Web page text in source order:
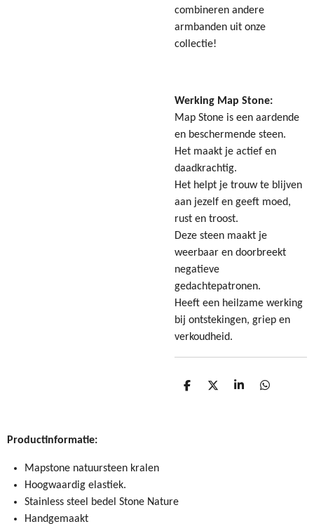
combineren andere
armbanden uit onze
collectie!
Werking Map Stone:
Map Stone is een aardende
en beschermende steen.
Het maakt je actief en
daadkrachtig.
Het helpt je trouw te blijven
aan jezelf en geeft moed,
rust en troost.
Deze steen maakt je
weerbaar en doorbreekt
negatieve
gedachtepatronen.
Heeft een heilzame werking
bij ontstekingen, griep en
verkoudheid.
D
D
S
D
Productinformatie:
Mapstone natuursteen kralen
Hoogwaardig elastiek.
Stainless steel bedel Stone Nature
Handgemaakt